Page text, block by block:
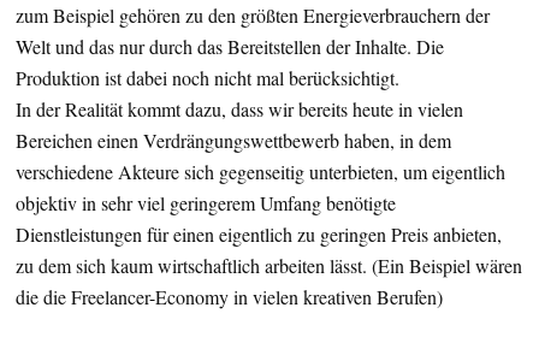
zum Beispiel gehören zu den größten Energieverbrauchern der
Welt und das nur durch das Bereitstellen der Inhalte. Die
Produktion ist dabei noch nicht mal berücksichtigt.
In der Realität kommt dazu, dass wir bereits heute in vielen
Bereichen einen Verdrängungswettbewerb haben, in dem
verschiedene Akteure sich gegenseitig unterbieten, um eigentlich
objektiv in sehr viel geringerem Umfang benötigte
Dienstleistungen für einen eigentlich zu geringen Preis anbieten,
zu dem sich kaum wirtschaftlich arbeiten lässt. (Ein Beispiel wären
die die Freelancer-Economy in vielen kreativen Berufen)